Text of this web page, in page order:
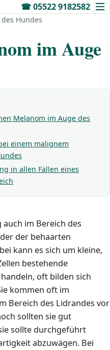
☎05522 9182582
Hundes
im Auge
Melanom im Auge des
einem malignem
in allen Fällen eines
im Bereich des
der behaarten
kann es sich um kleine,
bestehende
oft bilden sich
kommen oft im
Bereich des Lidrandes vor
sollten sie gut
sollte durchgeführt
abzuwägen. Bei